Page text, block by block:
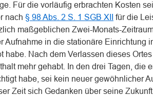
Für die vorläufig erbrachten Kosten
nach § 98 Abs. 2 S. 1 SGB XII
für die
maßgeblichen Zwei-Monats-
Aufnahme in die stationäre Einrichtung
habe. Nach dem Verlassen dieses
mehr gehabt. In den drei Tagen, die
habe, sei kein neuer gewöhnlicher
Zeit sich Gedanken über seine